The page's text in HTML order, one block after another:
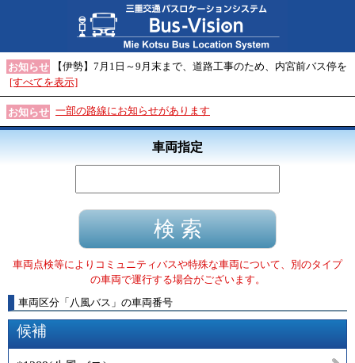
お知らせ
【伊勢】7月1日～9月末まで、道路工事のため、内宮前バス停を
[すべてを表示]
お知らせ 一部の路線にお知らせがあります
車両指定
車両点検等によりコミュニティバスや特殊な車両について、別のタイプ
の車両で運行する場合がございます。
車両区分 「 八風バス 」 の車両番号
候補